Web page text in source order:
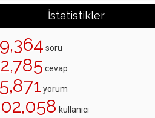
İstatistikler
soru
cevap
yorum
kullanıcı